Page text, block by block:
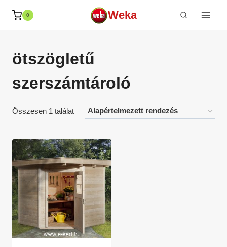
0 Weka
ötszögletű
szerszámtároló
Összesen 1 találat